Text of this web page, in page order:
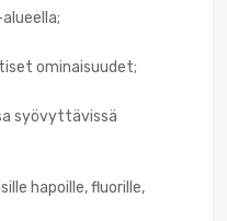
ominaisuudet;
syövyttävissä
hapoille, fluorille,